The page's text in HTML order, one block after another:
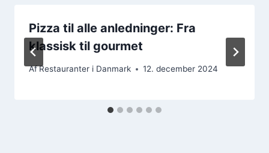
Pizza til alle anledninger: Fra
klassisk til gourmet
AfRestauranter i Danmark 12. december 2024